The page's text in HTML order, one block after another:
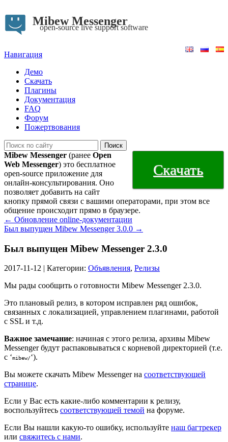
Mibew Messenger
open-source live support software
Навигация
Демо
Скачать
Плагины
Документация
FAQ
Форум
Пожертвования
Скачать
Mibew Messenger (ранее Open
Web Messenger) это бесплатное
open-source приложение для
онлайн-консультирования. Оно
позволяет добавить на сайт
кнопку прямой связи с вашими операторами, при этом все
общение происходит прямо в браузере.
← Обновление online-документации
Был выпущен Mibew Messenger 3.0.0 →
Был выпущен Mibew Messenger 2.3.0
2017-11-12 | Категории: Объявления, Релизы
Мы рады сообщить о готовности Mibew Messenger 2.3.0.
Это плановый релиз, в котором исправлен ряд ошибок,
связанных с локализацией, управлением плагинами, работой
с SSL и т.д.
Важное замечание: начиная с этого релиза, архивы Mibew
Messenger будут распаковываться с корневой директорией (т.е.
с ‘mibew/‘).
Вы можете скачать Mibew Messenger на соответствующей
странице.
Если у Вас есть какие-либо комментарии к релизу,
воспользуйтесь соответствующей темой на форуме.
Если Вы нашли какую-то ошибку, используйте наш багтрекер
или свяжитесь с нами.